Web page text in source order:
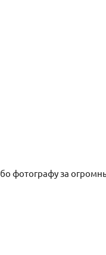
фотографу за